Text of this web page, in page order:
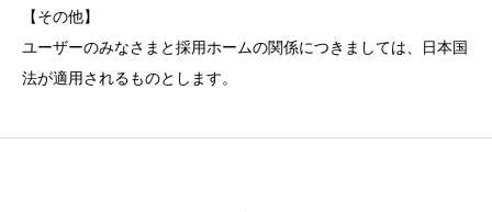
【その他】
ユーザーのみなさまと採用ホームの関係につきましては、日本国
法が適用されるものとします。